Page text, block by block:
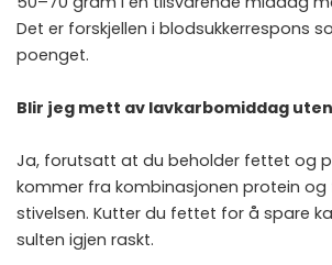
Det er forskjellen i blodsukkerrespons
poenget.
Blir jeg mett av lavkarbomiddag
Ja, forutsatt at du beholder fettet og
kommer fra kombinasjonen protein og
stivelsen. Kutter du fettet for å spare
sulten igjen raskt.